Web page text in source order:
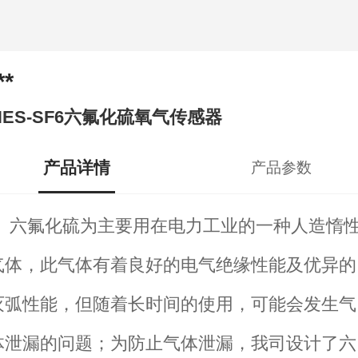
SF6六氟化硫氧气传感器
产品详情 产品参数
六氟化硫为主要用在电力工业的一种人造惰
体，此气体有着良好的电气绝缘性能及优异的
弧性能，但随着长时间的使用，可能会发生气
泄漏的问题；为防止气体泄漏，我司设计了六